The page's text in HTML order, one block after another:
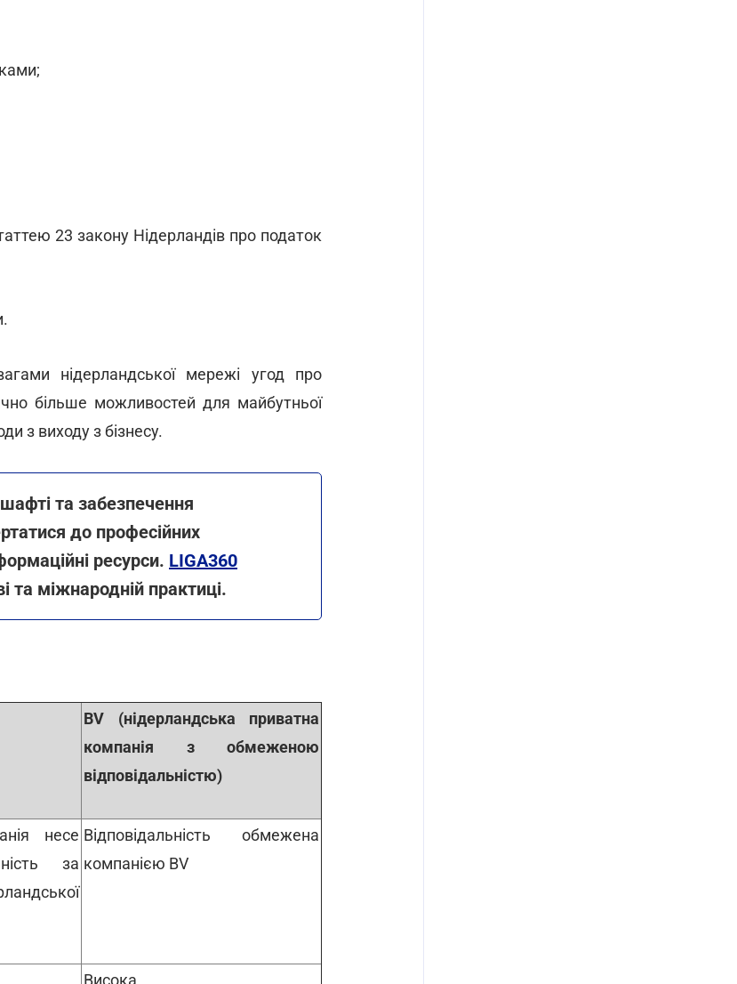
23 закону Нідерландів про податок
нідерландської мережі угод про
більше можливостей для майбутньої
з виходу з бізнесу.
та забезпечення
до професійних
ресурси. LIGA360
та міжнародній практиці.
BV (нідерландська приватна
компанія з обмеженою
відповідальністю)
несе
за
Відповідальність обмежена
компанією BV
Висока